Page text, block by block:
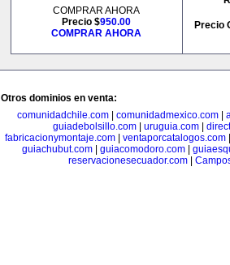
COMPRAR AHORA
Precio $950.00
COMPRAR AHORA
Precio
Otros dominios en venta:
comunidadchile.com
comunidadmexico.com
guiadebolsillo.com| uruguia.com|
fabricacionymontaje.com| ventaporcatalogos.com
guiachubut.com
guiacomodoro.com
reservacionesecuador.com